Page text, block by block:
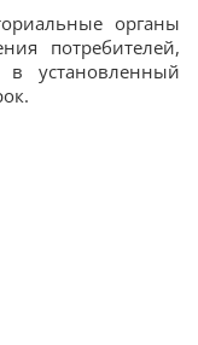
органы
потребителей,
установленный